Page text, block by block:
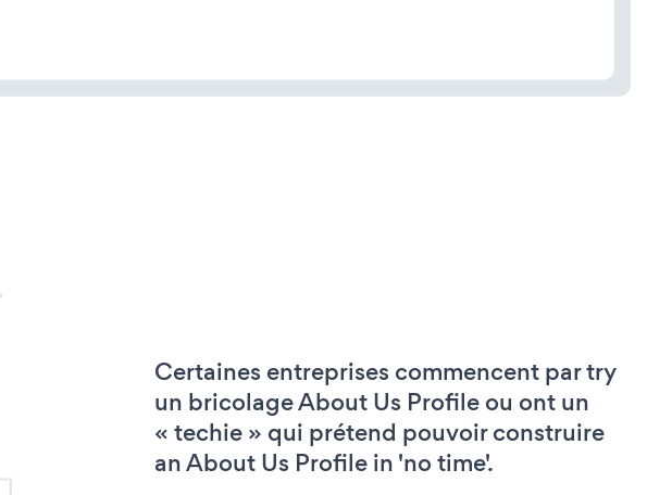
Certaines entreprises commencent par try
un bricolage About Us Profile ou ont un
« techie » qui prétend pouvoir construire
an About Us Profile in 'no time'.